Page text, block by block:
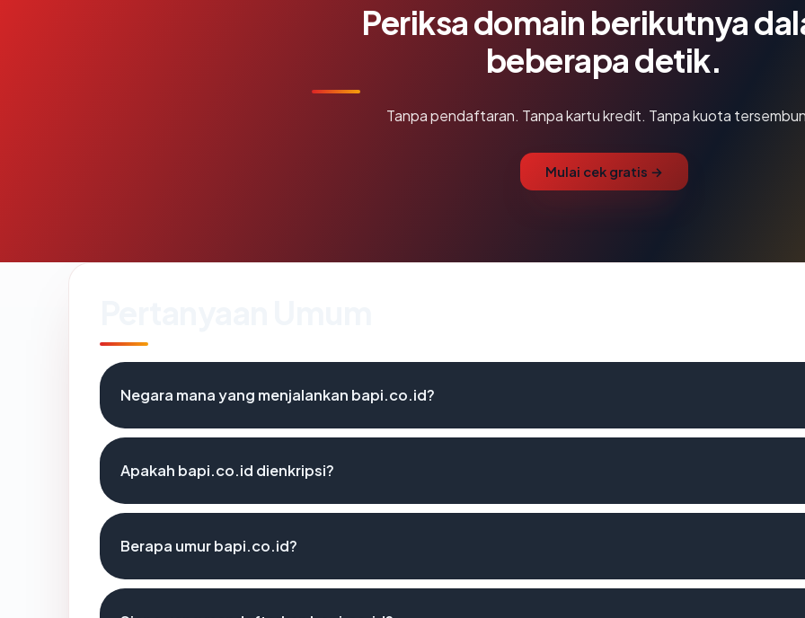
Periksa domain berikutnya
beberapa detik.
Tanpa pendaftaran. Tanpa kartu kredit. Tanpa kuota
Mulai cek gratis →
Negara mana yang menjalankan bapi.co.id?
Apakah bapi.co.id dienkripsi?
Berapa umur bapi.co.id?